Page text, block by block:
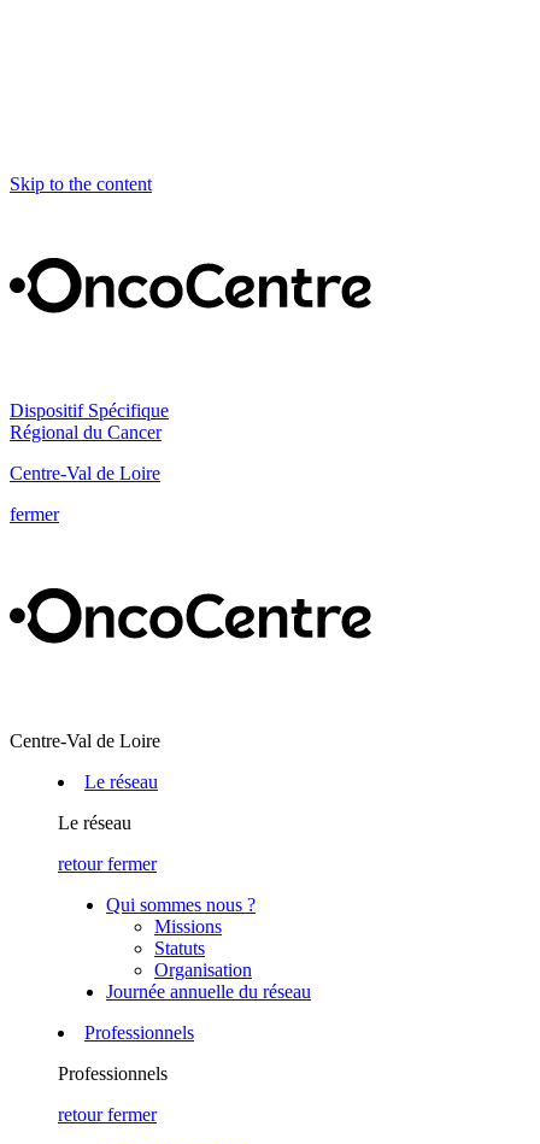
Skip to the content
Dispositif Spécifique
Régional du Cancer
Centre-Val de Loire
fermer
Centre-Val de Loire
Le réseau
Le réseau
retour fermer
Qui sommes nous ?
Missions
Statuts
Organisation
Journée annuelle du réseau
Professionnels
Professionnels
retour fermer